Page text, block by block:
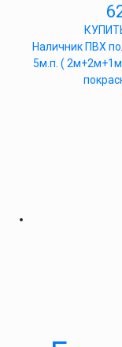
Наличник ПВХ
5м.п. (